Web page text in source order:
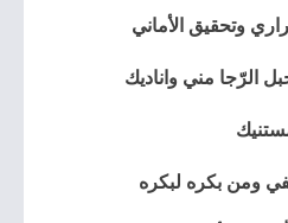
وتحقيق الأماني
الرّجا مني واناديك
ومن بكره لبكره